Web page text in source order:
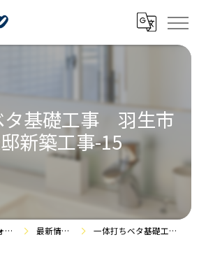
タ基礎工事 羽生市
新築工事-15
埼玉県加須市のリフォームなら株式会社エアロック 最新情報・施工事例 一体打ちベタ基礎工事 羽生市Ｓ様邸新築工事-15